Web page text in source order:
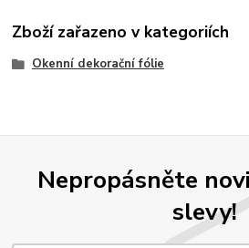
Zboží zařazeno v kategoriích
Okenní dekorační fólie
Nepropásněte
slevy!